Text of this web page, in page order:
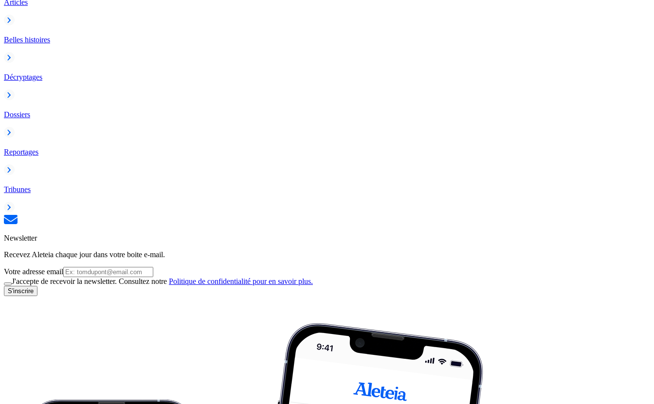
Articles
Belles histoires
Décryptages
Dossiers
Reportages
Tribunes
Newsletter
Recevez Aleteia chaque jour dans votre boite e-mail.
Votre adresse email
J'accepte de recevoir la newsletter. Consultez notre Politique de confidentialité pour en savoir plus.
S'inscrire